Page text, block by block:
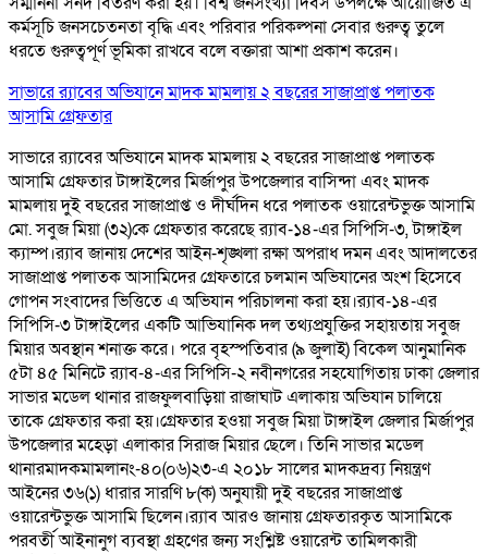
কর্মসূচি জনসচেতনতা বৃদ্ধি এবং পরিবার পরিকল্পনা সেবার গুরুত্ব তুলে
ধরতে গুরুত্বপূর্ণ ভূমিকা রাখবে বলে বক্তারা আশা প্রকাশ করেন।
সাভারে র‌্যাবের অভিযানে মাদক মামলায় ২ বছরের সাজাপ্রাপ্ত পলাতক
আসামি গ্রেফতার
সাভারে র‌্যাবের অভিযানে মাদক মামলায় ২ বছরের সাজাপ্রাপ্ত পলাতক
আসামি গ্রেফতার টাঙ্গাইলের মির্জাপুর উপজেলার বাসিন্দা এবং মাদক
মামলায় দুই বছরের সাজাপ্রাপ্ত ও দীর্ঘদিন ধরে পলাতক ওয়ারেন্টভুক্ত আসামি
মো. সবুজ মিয়া (৩২)কে গ্রেফতার করেছে র‌্যাব-১৪-এর সিপিসি-৩, টাঙ্গাইল
ক্যাম্প।র‌্যাব জানায় দেশের আইন-শৃঙ্খলা রক্ষা অপরাধ দমন এবং আদালতের
সাজাপ্রাপ্ত পলাতক আসামিদের গ্রেফতারে চলমান অভিযানের অংশ হিসেবে
গোপন সংবাদের ভিত্তিতে এ অভিযান পরিচালনা করা হয়।র‌্যাব-১৪-এর
সিপিসি-৩ টাঙ্গাইলের একটি আভিযানিক দল তথ্যপ্রযুক্তির সহায়তায় সবুজ
মিয়ার অবস্থান শনাক্ত করে। পরে বৃহস্পতিবার (৯ জুলাই) বিকেল আনুমানিক
৫টা ৪৫ মিনিটে র‌্যাব-৪-এর সিপিসি-২ নবীনগরের সহযোগিতায় ঢাকা জেলার
সাভার মডেল থানার রাজফুলবাড়িয়া রাজাঘাট এলাকায় অভিযান চালিয়ে
তাকে গ্রেফতার করা হয়।গ্রেফতার হওয়া সবুজ মিয়া টাঙ্গাইল জেলার মির্জাপুর
উপজেলার মহেড়া এলাকার সিরাজ মিয়ার ছেলে। তিনি সাভার মডেল
থানারমাদকমামলানং-৪০(০৬)২৩-এ ২০১৮ সালের মাদকদ্রব্য নিয়ন্ত্রণ
আইনের ৩৬(১) ধারার সারণি ৮(ক) অনুযায়ী দুই বছরের সাজাপ্রাপ্ত
ওয়ারেন্টভুক্ত আসামি ছিলেন।র‌্যাব আরও জানায় গ্রেফতারকৃত আসামিকে
পরবর্তী আইনানুগ ব্যবস্থা গ্রহণের জন্য সংশ্লিষ্ট ওয়ারেন্ট তামিলকারী